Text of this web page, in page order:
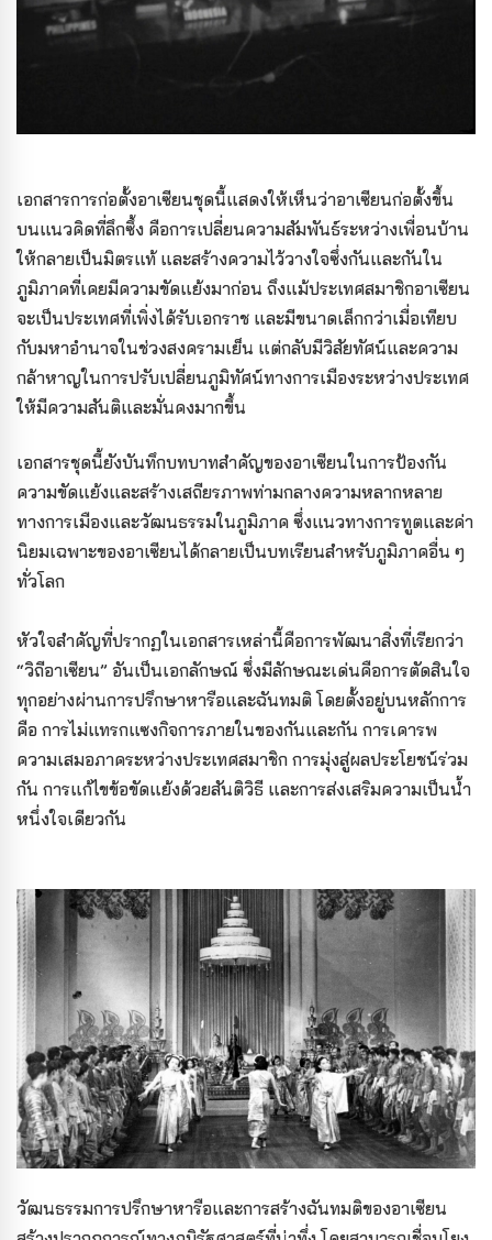
เอกสารการก่อตั้งอาเซียนชุดนี้แสดงให้เห็นว่าอาเซียนก่อตั้งขึ้น
บนแนวคิดที่ลึกซึ้ง คือการเปลี่ยนความสัมพันธ์ระหว่างเพื่อนบ้าน
ให้กลายเป็นมิตรแท้ และสร้างความไว้วางใจซึ่งกันและกันใน
ภูมิภาคที่เคยมีความขัดแย้งมาก่อน ถึงแม้ประเทศสมาชิกอาเซียน
จะเป็นประเทศที่เพิ่งได้รับเอกราช และมีขนาดเล็กกว่าเมื่อเทียบ
กับมหาอำนาจในช่วงสงครามเย็น แต่กลับมีวิสัยทัศน์และความ
กล้าหาญในการปรับเปลี่ยนภูมิทัศน์ทางการเมืองระหว่างประเทศ
ให้มีความสันติและมั่นคงมากขึ้น
เอกสารชุดนี้ยังบันทึกบทบาทสำคัญของอาเซียนในการป้องกัน
ความขัดแย้งและสร้างเสถียรภาพท่ามกลางความหลากหลาย
ทางการเมืองและวัฒนธรรมในภูมิภาค ซึ่งแนวทางการทูตและค่า
นิยมเฉพาะของอาเซียนได้กลายเป็นบทเรียนสำหรับภูมิภาคอื่น ๆ
ทั่วโลก
หัวใจสำคัญที่ปรากฏในเอกสารเหล่านี้คือการพัฒนาสิ่งที่เรียกว่า
“วิถีอาเซียน” อันเป็นเอกลักษณ์ ซึ่งมีลักษณะเด่นคือการตัดสินใจ
ทุกอย่างผ่านการปรึกษาหารือและฉันทมติ โดยตั้งอยู่บนหลักการ
คือ การไม่แทรกแซงกิจการภายในของกันและกัน การเคารพ
ความเสมอภาคระหว่างประเทศสมาชิก การมุ่งสู่ผลประโยชน์ร่วม
กัน การแก้ไขข้อขัดแย้งด้วยสันติวิธี และการส่งเสริมความเป็นน้ำ
หนึ่งใจเดียวกัน
วัฒนธรรมการปรึกษาหารือและการสร้างฉันทมติของอาเซียน